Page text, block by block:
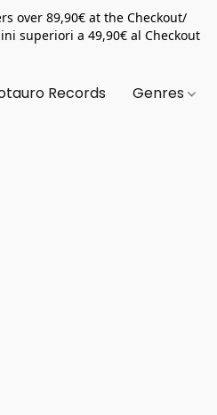
over 89,90€ at the Checkout/
superiori a 49,90€ al Checkout
Records Genres